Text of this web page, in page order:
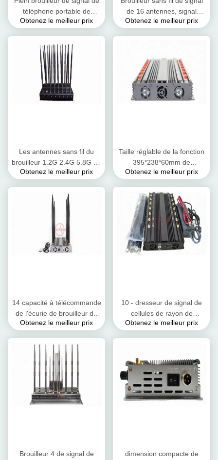
téléphone portable de
bande, dispositif mobile
de brouilleur
Obtenez le meilleur prix
de 16 antennes, signal
bloquant le bon système de
Obtenez le meilleur prix
Les antennes sans fil du
brouilleur 1.2G 2.4G 5.8G 16
de signal de réseau de
Obtenez le meilleur prix
Taille réglable de la fonction
395*238*60mm de
puissance de brouilleur de
walkie
Obtenez le meilleur prix
14 capacité à télécommande
de l'écurie de brouilleur de
dresseur de cellules de
manière 40W
Obtenez le meilleur prix
10 - dresseur de signal de
cellules de rayon de
couverture de 60m,
de signal pleine
Obtenez le meilleur prix
Brouilleur 4 de signal de
dimension compacte de